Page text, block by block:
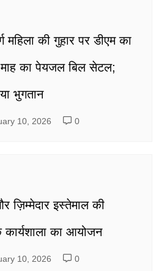
महिला की गुहार पर डीएम का
का पेयजल बिल सेटल;
भुगतान
10, 2026 0
ज़िम्मेदार इस्तेमाल की
का आयोजन
10, 2026 0